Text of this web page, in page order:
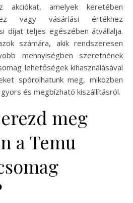
akciókat, amelyek keretében
vagy vásárlási értékhez
díjat teljes egészében átvállalja.
számára, akik rendszeresen
mennyiségben szeretnének
lehetőségek kihasználásával
spórolhatunk meg, miközben
és megbízható kiszállításról.
meg
a Temu